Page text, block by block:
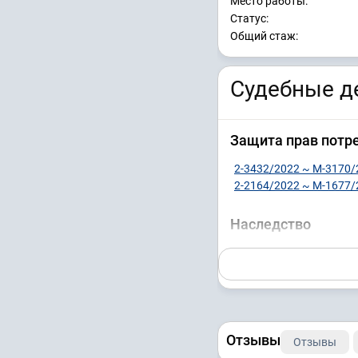
Статус:
Общий стаж:
Судебные
Защита прав
2-3432/2022 ~ М-3170/
2-2164/2022 ~ М-1677/
Наследство
9-572/2022 ~ М-2997/
Нематериальные
9-167/2021 ~ М-593/
2-1339/2021 ~ М-126/
Отзывы Отзывы